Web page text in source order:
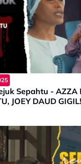
Sepahtu - AZZA
JOEY DAUD GIGIL!